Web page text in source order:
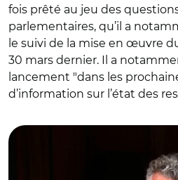
fois prêté au jeu des
parlementaires, qu’il a
le suivi de la mise en œuvre
30 mars dernier. Il a
lancement "dans les
d’information sur l’état des
© Capture vidéo Sénat/ Audition